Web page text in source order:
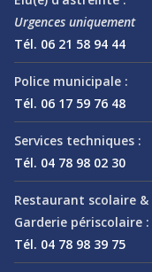
Urgences uniquement
Tél. 06 21 58 94 44
Police municipale :
Tél. 06 17 59 76 48
Services techniques :
Tél. 04 78 98 02 30
Restaurant scolaire &
Garderie périscolaire :
Tél. 04 78 98 39 75